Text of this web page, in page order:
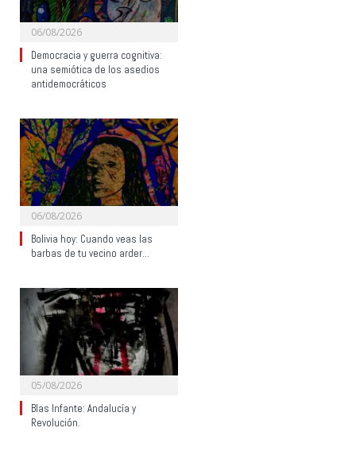
06/08/2026
Democracia y guerra cognitiva:
una semiótica de los asedios
antidemocráticos
06/08/2026
Bolivia hoy: Cuando veas las
barbas de tu vecino arder…
05/08/2026
Blas Infante: Andalucía y
Revolución.